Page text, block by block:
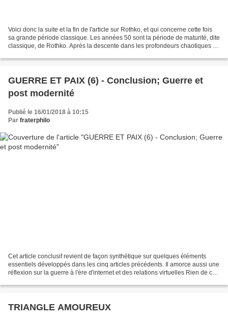
Voici donc la suite et la fin de l'article sur Rothko, et qui concerne cette fois
sa grande période classique. Les années 50 sont la période de maturité, dite
classique, de Rothko. Après la descente dans les profondeurs chaotiques de
GUERRE ET PAIX (6) - Conclusion; Guerre et
post modernité
Publié le 16/01/2018 à 10:15
Par fraterphilo
Cet article conclusif revient de façon synthétique sur quelques éléments
essentiels développés dans les cinq articles précédents. Il amorce aussi une
réflexion sur la guerre à l'ère d'internet et des relations virtuelles Rien de ce
TRIANGLE AMOUREUX